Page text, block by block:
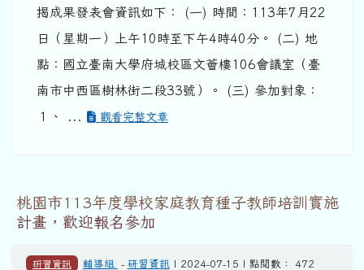
揭成果發表會資訊如下： (一) 時間：113年7月22
日（星期一）上午10時至下午4時40分。 (二) 地
點：國立臺南大學府城校區文薈樓106會議室（臺
南市中西區樹林街二段33號）。 (三) 參加對象：
１、 ...
觀看完整文章
桃園市113年度學校家庭教育種子教師培訓實施
計畫，歡迎報名參加
研習資訊 輔導組 - 研習資訊| 2024-07-15 | 點閱數： 472